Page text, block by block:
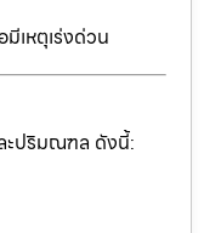
เหตุเร่งด่วน
ะปริมณฑล ดังนี้: